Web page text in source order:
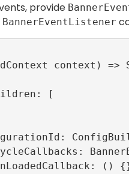
provide
BannerEventListener